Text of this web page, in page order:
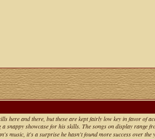
here and there, but these are kept fairly low key in favor of
showcase for his skills. The songs on display range
music, it's a surprise he hasn't found more success over the